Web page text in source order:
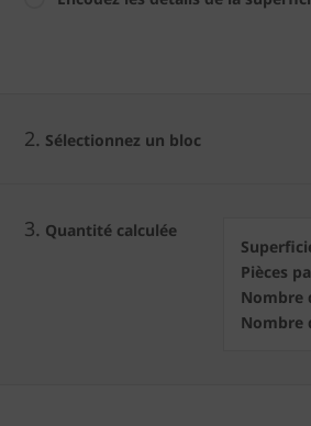
2. Sélectionnez un bloc
3. Quantité calculée
Pièces
Nombre
Nombre